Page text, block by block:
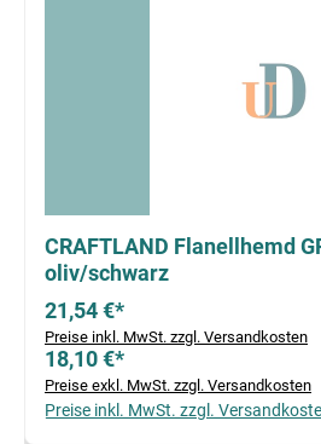
CRAFTLAND Flanellhemd
oliv/schwarz
21,54 €*
Preise inkl. MwSt. zzgl. Versandkosten
18,10 €*
Preise exkl. MwSt. zzgl. Versandkosten
Preise inkl. MwSt. zzgl.